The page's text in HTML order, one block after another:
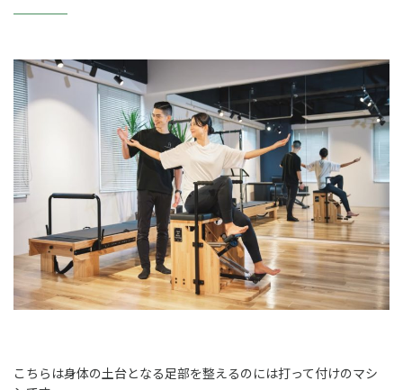
こちらは身体の土台となる足部を整えるのには打って付けのマシ